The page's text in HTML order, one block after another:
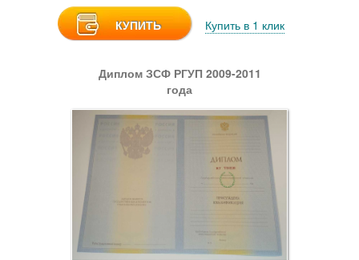
КУПИТЬ Купить в 1 клик
Диплом ЗСФ РГУП 2009-2011
года